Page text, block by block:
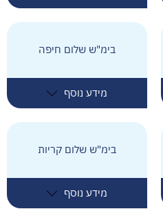
בימ"ש שלום חיפה
מידע נוסף
בימ"ש שלום קריות
מידע נוסף